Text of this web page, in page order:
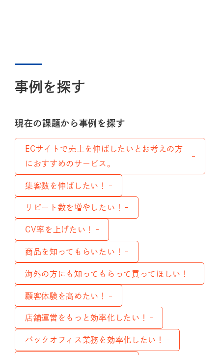
事例を探す
現在の課題から事例を探す
ECサイトで売上を伸ばしたいとお考えの方
におすすめのサービス。
集客数を伸ばしたい！
リピート数を増やしたい！
CV率を上げたい！
商品を知ってもらいたい！
海外の方にも知ってもらって買ってほしい！
顧客体験を高めたい！
店舗運営をもっと効率化したい！
バックオフィス業務を効率化したい！